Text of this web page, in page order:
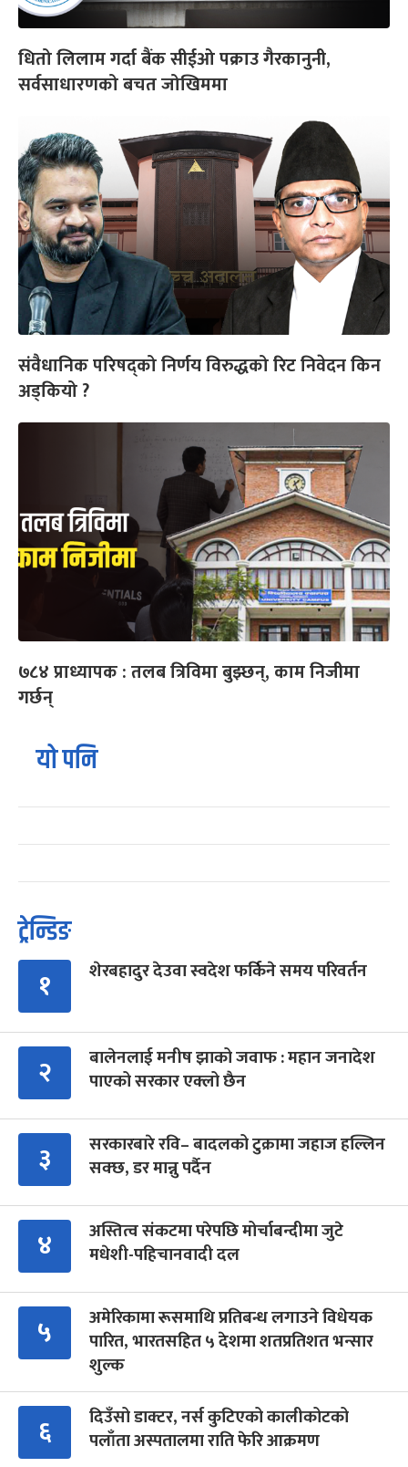
धितो लिलाम गर्दा बैंक सीईओ पक्राउ गैरकानुनी,
सर्वसाधारणको बचत जोखिममा
संवैधानिक परिषद्को निर्णय विरुद्धको रिट निवेदन किन
अड्कियो ?
७८४ प्राध्यापक : तलब त्रिविमा बुझ्छन्, काम निजीमा
गर्छन्
यो पनि
ट्रेन्डिङ
१ शेरबहादुर देउवा स्वदेश फर्किने समय परिवर्तन
२
बालेनलाई मनीष झाको जवाफ : महान जनादेश
पाएको सरकार एक्लो छैन
३
सरकारबारे रवि– बादलको टुक्रामा जहाज हल्लिन
सक्छ, डर मान्नु पर्दैन
४
अस्तित्व संकटमा परेपछि मोर्चाबन्दीमा जुटे
मधेशी-पहिचानवादी दल
५
अमेरिकामा रूसमाथि प्रतिबन्ध लगाउने विधेयक
पारित, भारतसहित ५ देशमा शतप्रतिशत भन्सार
शुल्क
६
दिउँसो डाक्टर, नर्स कुटिएको कालीकोटको
पलाँता अस्पतालमा राति फेरि आक्रमण